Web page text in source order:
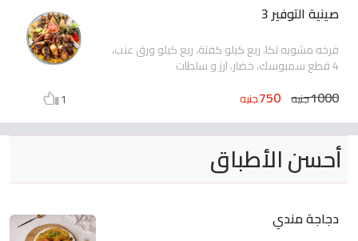
صينية التوفير 3
فرخه مشويه تكا، ربع كيلو كفتة، ربع كيلو ورق عنب،
4 قطع سمبوسك، خضار، ارز و سلطات
1000جنيه 750جنيه 1
أحسن الأطباق
دجاجة مندي